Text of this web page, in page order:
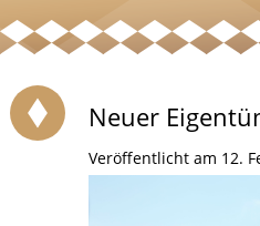
Neuer
Veröffentlicht am 12.